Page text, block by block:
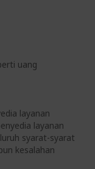
uang
layanan
layanan
syarat-syarat
kesalahan